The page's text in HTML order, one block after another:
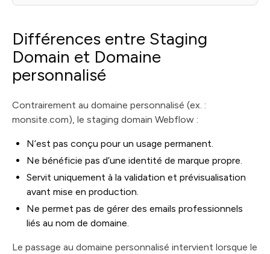
Différences entre Staging
Domain et Domaine
personnalisé
Contrairement au domaine personnalisé (ex. :
monsite.com), le staging domain Webflow :
N’est pas conçu pour un usage permanent.
Ne bénéficie pas d’une identité de marque propre.
Servit uniquement à la validation et prévisualisation
avant mise en production.
Ne permet pas de gérer des emails professionnels
liés au nom de domaine.
Le passage au domaine personnalisé intervient lorsque le